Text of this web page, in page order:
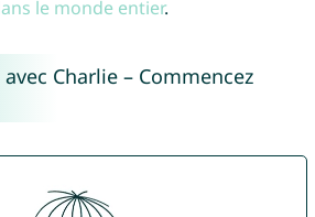
le monde entier.
Charlie – Commencez